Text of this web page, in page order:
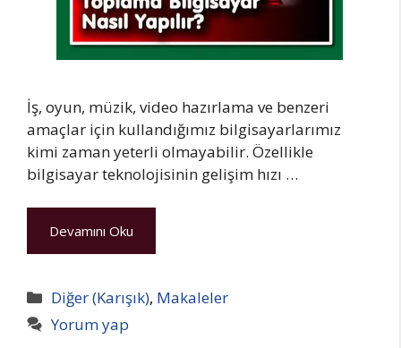
İş, oyun, müzik, video hazırlama ve benzeri
amaçlar için kullandığımız bilgisayarlarımız
kimi zaman yeterli olmayabilir. Özellikle
bilgisayar teknolojisinin gelişim hızı …
Devamını Oku
Kategoriler
Diğer (Karışık), Makaleler
Yorum yap